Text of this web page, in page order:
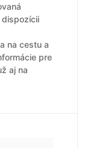
na cestu a
pre
aj na